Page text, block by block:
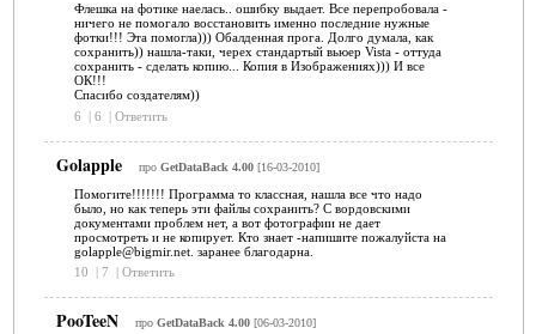
Флешка на фотике наелась.. ошибку выдает. Все перепробовала -
ничего не помогало восстановить именно последние нужные
фотки!!! Эта помогла))) Обалденная прога. Долго думала, как
сохранить)) нашла-таки, черех стандартый вьюер Vista - оттуда
сохранить - сделать копию... Копия в Изображениях))) И все
ОК!!!
Спасибо создателям))
6
| 6 | Ответить
Golapple про GetDataBack 4.00[16-03-2010]
Помогите!!!!!!! Программа то классная, нашла все что надо
было, но как теперь эти файлы сохранить? С вордовскими
документами проблем нет, а вот фотографии не дает
просмотреть и не копирует. Кто знает -напишите пожалуйста на
golapple@bigmir.net. заранее благодарна.
10
| 7 | Ответить
PooTeeN про GetDataBack 4.00[06-03-2010]